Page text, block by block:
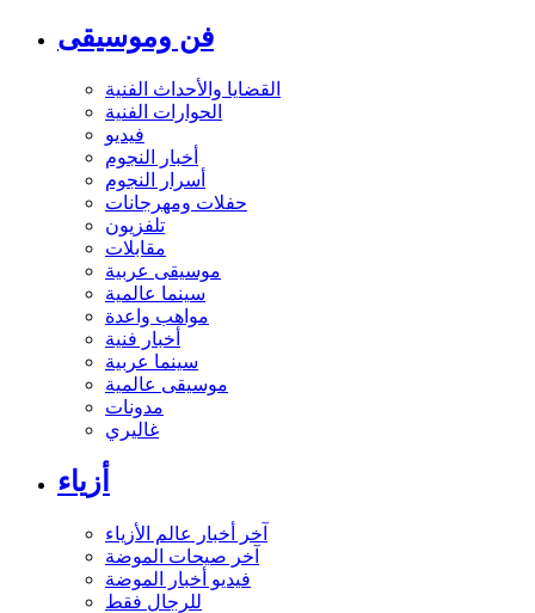
فن وموسيقى
القضايا والأحداث الفنية
الحوارات الفنية
فيديو
أخبار النجوم
أسرار النجوم
حفلات ومهرجانات
تلفزيون
مقابلات
موسيقى عربية
سينما عالمية
مواهب واعدة
أخبار فنية
سينما عربية
موسيقى عالمية
مدونات
غاليري
أزياء
آخر أخبار عالم الأزياء
آخر صيحات الموضة
فيديو أخبار الموضة
للرجال فقط